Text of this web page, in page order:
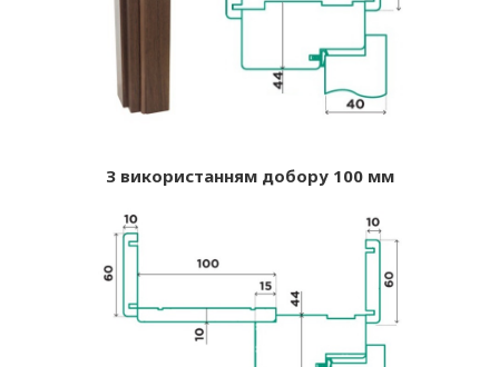
З використанням добору 100 мм